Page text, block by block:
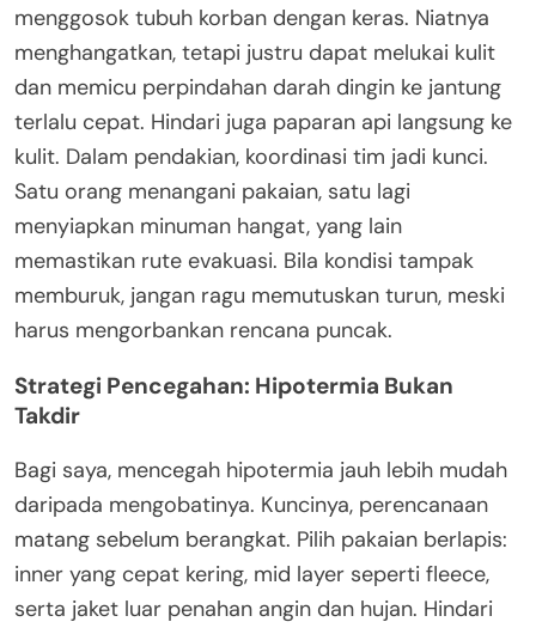
menggosok tubuh korban dengan keras. Niatnya
menghangatkan, tetapi justru dapat melukai kulit
dan memicu perpindahan darah dingin ke jantung
terlalu cepat. Hindari juga paparan api langsung ke
kulit. Dalam pendakian, koordinasi tim jadi kunci.
Satu orang menangani pakaian, satu lagi
menyiapkan minuman hangat, yang lain
memastikan rute evakuasi. Bila kondisi tampak
memburuk, jangan ragu memutuskan turun, meski
harus mengorbankan rencana puncak.
Strategi Pencegahan: Hipotermia Bukan
Takdir
Bagi saya, mencegah hipotermia jauh lebih mudah
daripada mengobatinya. Kuncinya, perencanaan
matang sebelum berangkat. Pilih pakaian berlapis:
inner yang cepat kering, mid layer seperti fleece,
serta jaket luar penahan angin dan hujan. Hindari